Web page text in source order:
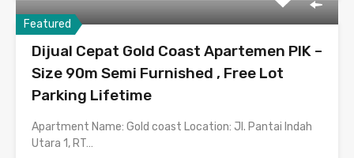
Featured
Dijual Cepat Gold Coast Apartemen PIK –
Size 90m Semi Furnished , Free Lot
Parking Lifetime
Apartment Name: Gold coast Location: Jl. Pantai Indah
Utara 1, RT…